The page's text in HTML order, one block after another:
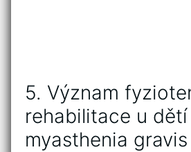
5. Význam
rehabilitace u ⁢dětí
myasthenia ‌gravis